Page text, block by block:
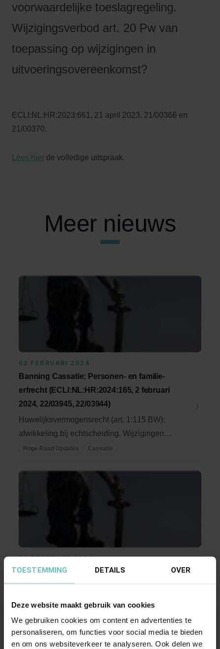
TOESTEMMING DETAILS OVER
Deze website maakt gebruik van cookies
We gebruiken cookies om content en advertenties te
personaliseren, om functies voor social media te bieden
en om ons websiteverkeer te analyseren. Ook delen we
voorwaardelijke toeslagregeling.
Wijzigingsverbod art. 20 Pw van
toepassing op wijzigingen in
uitvoeringsovereenkomst?
ECLI:NL:HR:2023:661, 21 april 2023, 21/00366 en
21/00370.
Lees hier de volledige uitspraak.
Meer nieuws
02 FEBRUARI 2024
Banning Cassatie: Personen- en familie-
erfrecht (ECLI:NL:HR:2024:165, 2 februari
2024, 22/03945, 22/03944)
Huwelijksvermogensrecht (art. 1:115 BW);
afwikkeling bij echtscheiding. Wijzigingen
huwelijkse ...
Hoge Raad Updates Cassatie
20 DECEMBER 2024
Uitspraak Hoge Raad: Personen- en
familierecht (ECLI:NL:HR:2024:1895, 20
kinderen die bij moeder verblijven door voogd.
Vervangende ...
Hoge Raad Updates Cassatie